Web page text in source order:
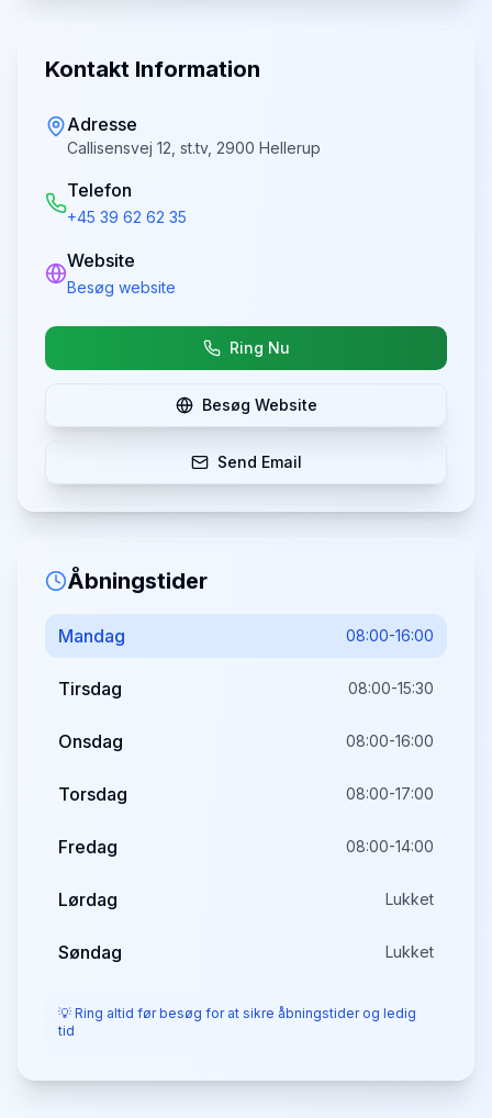
Kontakt Information
Adresse
Callisensvej 12, st.tv, 2900 Hellerup
Telefon
+45 39 62 62 35
Website
Besøg website
Ring Nu
Besøg Website
Send Email
Åbningstider
Mandag 08:00-16:00
Tirsdag 08:00-15:30
Onsdag 08:00-16:00
Torsdag 08:00-17:00
Fredag 08:00-14:00
Lørdag Lukket
Søndag Lukket
💡 Ring altid før besøg for at sikre åbningstider og ledig
tid